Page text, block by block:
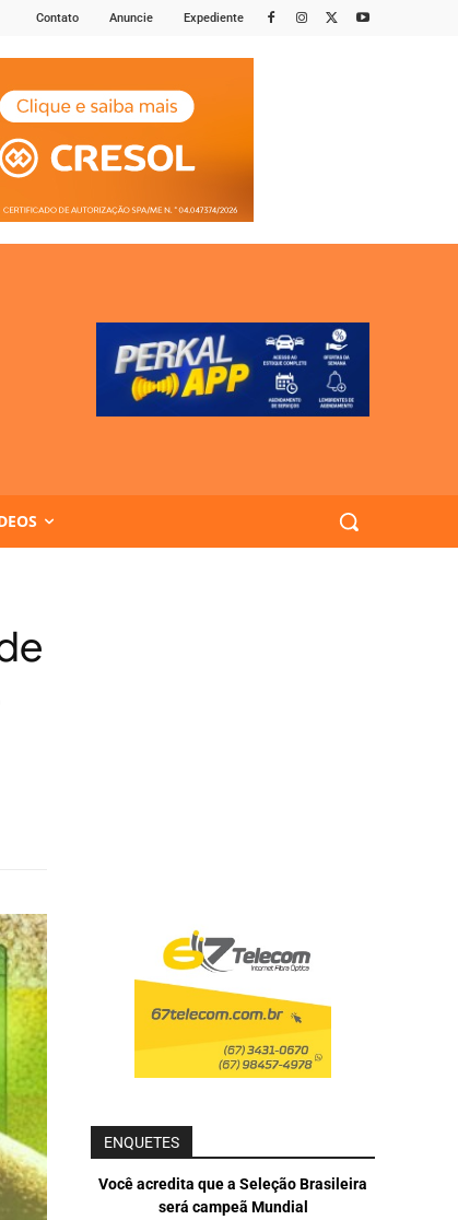
Contato Anuncie Expediente
ENQUETES
Você acredita que a Seleção Brasileira
será campeã Mundial